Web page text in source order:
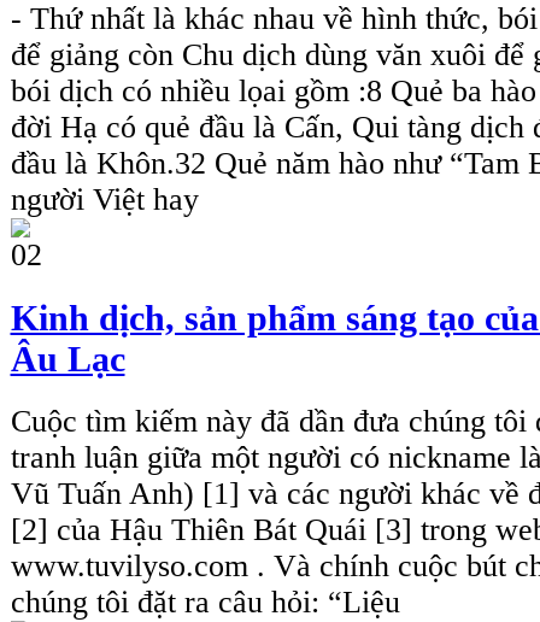
- Thứ nhất là khác nhau về hình thức,
để giảng còn Chu dịch dùng văn xuôi để
bói dịch có nhiều lọai gồm :8 Quẻ ba
đời Hạ có quẻ đầu là Cấn, Qui tàng dịch
đầu là Khôn.32 Quẻ năm hào như “Tam
người Việt hay
Kinh dịch, sản phẩm sáng tạo
Âu Lạc
Cuộc tìm kiếm này đã dần đưa chúng tôi
tranh luận giữa một người có nickname
Vũ Tuấn Anh) [1] và các người khác về
[2] của Hậu Thiên Bát Quái [3] trong
www.tuvilyso.com . Và chính cuộc bút
chúng tôi đặt ra câu hỏi: “Liệu